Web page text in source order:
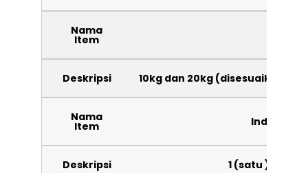
Nama
Item
Deskripsi 10kg dan 20kg (disesuaikan
Nama
Item Indikator
Deskripsi 1 (satu ) unit